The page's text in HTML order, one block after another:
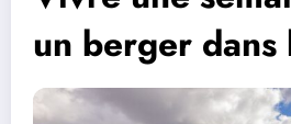
un berger dans